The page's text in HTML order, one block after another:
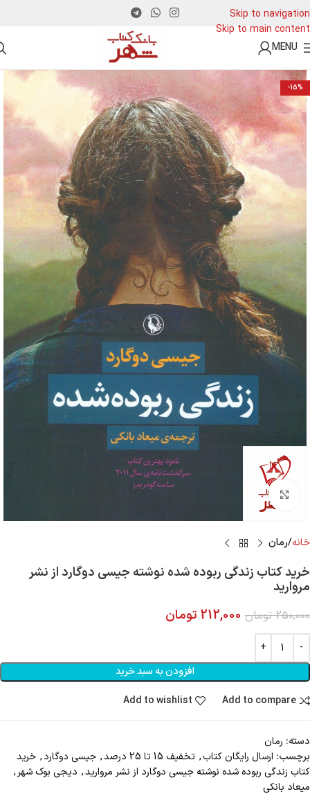
Skip to navigation
Skip to main content
MENU
-15%
Click to enlarge
خانه رمان
خرید کتاب زندگی ربوده شده نوشته جیسی دوگارد از نشر
مروارید
250,000 تومان 212,000 تومان
افزودن به سبد خرید
Add to compare
Add to wishlist
دسته: رمان
برچسب: ارسال رايگان کتاب, تخفیف 15 تا 25 درصد , جیسی دوگارد, خرید
کتاب زندگی ربوده شده نوشته جیسی دوگارد از نشر مروارید, دیجی بوک شهر,
میعاد بانکی